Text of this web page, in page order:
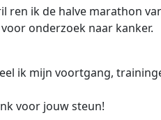
ren ik de halve marathon
onderzoek naar kanker.
ik mijn voortgang,
voor jouw steun!